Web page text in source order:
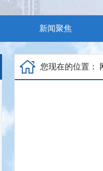
新闻聚焦
您现在的位置：